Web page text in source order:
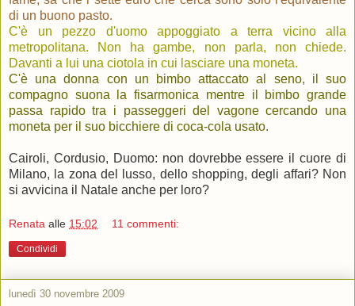
di un buono pasto.
C'è un pezzo d'uomo appoggiato a terra vicino alla
metropolitana. Non ha gambe, non parla, non chiede.
Davanti a lui una ciotola in cui lasciare una moneta.
C'è una donna con un bimbo attaccato al seno, il suo
compagno suona la fisarmonica mentre il bimbo grande
passa rapido tra i passeggeri del vagone cercando una
moneta per il suo bicchiere di coca-cola usato.
Cairoli, Cordusio, Duomo: non dovrebbe essere il cuore di
Milano, la zona del lusso, dello shopping, degli affari? Non
si avvicina il Natale anche per loro?
Renata alle 15:02 11 commenti:
Condividi
lunedì 30 novembre 2009